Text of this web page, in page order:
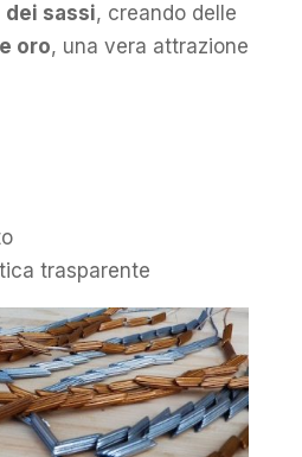
dei sassi, creando delle
oro, una vera attrazione
trasparente